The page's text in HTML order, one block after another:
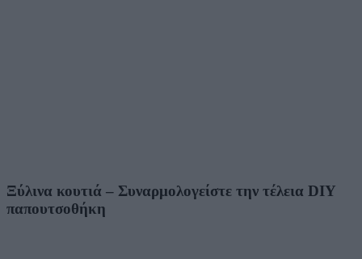
Ξύλινα κουτιά – Συναρμολογείστε την τέλεια DIY
παπουτσοθήκη